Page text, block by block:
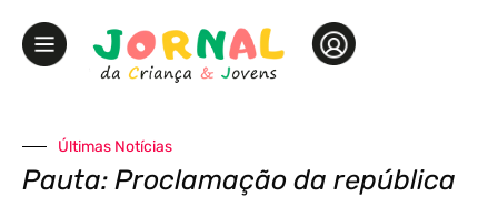
Últimas Notícias
Pauta: Proclamação da república